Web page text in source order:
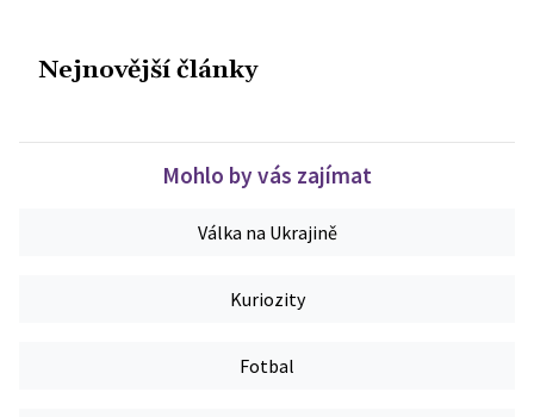
Nejnovější články
Mohlo by vás zajímat
Válka na Ukrajině
Kuriozity
Fotbal